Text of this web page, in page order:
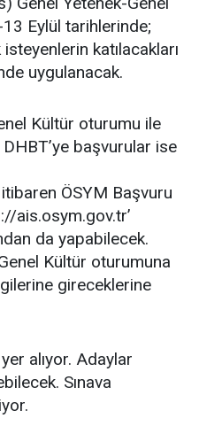
Eylül tarihlerinde;
katılacakları
uygulanacak.
Kültür oturumu ile
başvurular ise
ÖSYM Başvuru
ais.osym.gov.tr’
da yapabilecek.
Kültür oturumuna
gireceklerine
alıyor. Adaylar
Sınava